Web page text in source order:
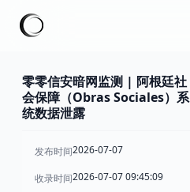
零零信安暗网监测 | 阿根廷社
会保障（Obras Sociales）系
统数据泄露
发布时间2026-07-07
收录时间2026-07-07 09:45:09